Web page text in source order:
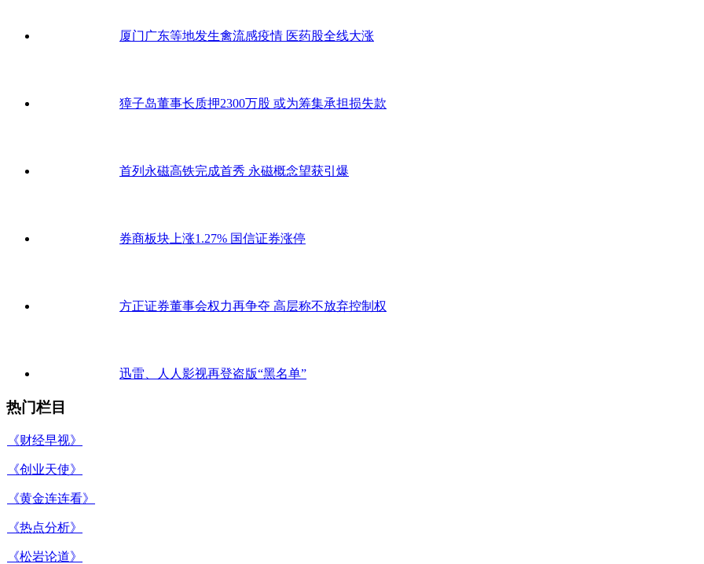
厦门广东等地发生禽流感疫情 医药股全线大涨
獐子岛董事长质押2300万股 或为筹集承担损失款
首列永磁高铁完成首秀 永磁概念望获引爆
券商板块上涨1.27% 国信证券涨停
方正证券董事会权力再争夺 高层称不放弃控制权
迅雷、人人影视再登盗版“黑名单”
热门栏目
《财经早视》
《创业天使》
《黄金连连看》
《热点分析》
《松岩论道》